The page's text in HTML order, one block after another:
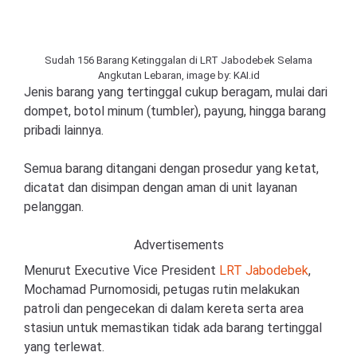
Sudah 156 Barang Ketinggalan di LRT Jabodebek Selama
Angkutan Lebaran, image by: KAI.id
Jenis barang yang tertinggal cukup beragam, mulai dari
dompet, botol minum (tumbler), payung, hingga barang
pribadi lainnya.
Semua barang ditangani dengan prosedur yang ketat,
dicatat dan disimpan dengan aman di unit layanan
pelanggan.
Advertisements
Menurut Executive Vice President LRT Jabodebek,
Mochamad Purnomosidi, petugas rutin melakukan
patroli dan pengecekan di dalam kereta serta area
stasiun untuk memastikan tidak ada barang tertinggal
yang terlewat.